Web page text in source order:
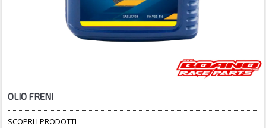
OLIO FRENI
SCOPRI I PRODOTTI